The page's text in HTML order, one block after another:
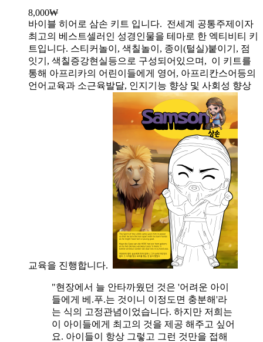
8,000₩
바이블 히어로 삼손 키트 입니다. 전세계 공통주제이자
최고의 베스트셀러인 성경인물을 테마로 한 엑티비티 키
트입니다. 스티커놀이, 색칠놀이, 종이(털실)붙이기, 점
잇기, 색칠증강현실등으로 구성되어있으며, 이 키트를
통해 아프리카의 어린이들에게 영어, 아프리칸스어등의
언어교육과 소근육발달, 인지기능 향상 및 사회성 향상
교육을 진행합니다.
"현장에서 늘 안타까웠던 것은 '어려운 아이
들에게 베.푸.는 것이니 이정도면 충분해'라
는 식의 고정관념이었습니다. 하지만 저희는
이 아이들에게 최고의 것을 제공 해주고 싶어
요. 아이들이 항상 그렇고 그런 것만을 접해